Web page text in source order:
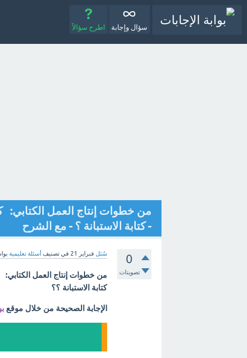
سؤال وإجابة اطرح سؤالاً
من خطوات إنتاج العمل الكتابي:
- كتابة الاستبانة ؟ - مع الشرح
0
تصويتات
سُئل فبراير 21 في تصنيف أسئلة تعليمية
من خطوات إنتاج العمل الكتابي:
كتابة الاستبانة ؟؟
الإجابة الصحيحة من خلال موقع